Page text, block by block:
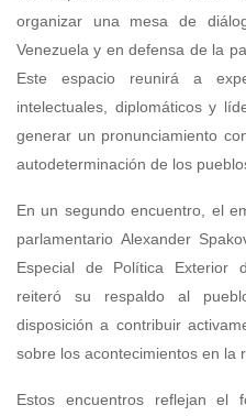
organizar una mesa de
Venezuela y en defensa de la
Este espacio reunirá a
intelectuales, diplomáticos y
generar un pronunciamiento
autodeterminación de los
En un segundo encuentro, el
parlamentario Alexander
Especial de Política Exterior
reiteró su respaldo al
disposición a contribuir
sobre los acontecimientos en la
Estos encuentros reflejan el